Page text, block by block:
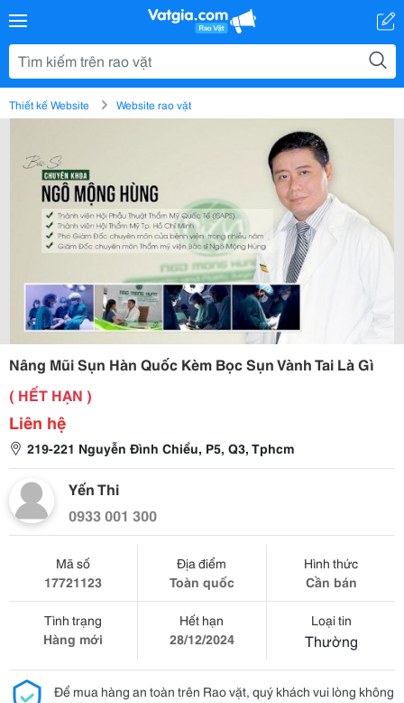
Thiết kế Website Website rao vặt
Nâng Mũi Sụn Hàn Quốc Kèm Bọc Sụn Vành Tai Là Gì
( HẾT HẠN )
Liên hệ
219-221 Nguyễn Đình Chiểu, P5, Q3, Tphcm
Yến Thi
0933 001 300
Mã số
17721123
Địa điểm
Toàn quốc
Hình thức
Cần bán
Tình trạng
Hàng mới
Hết hạn
28/12/2024
Loại tin
Thường
Để mua hàng an toàn trên Rao vặt, quý khách vui lòng không